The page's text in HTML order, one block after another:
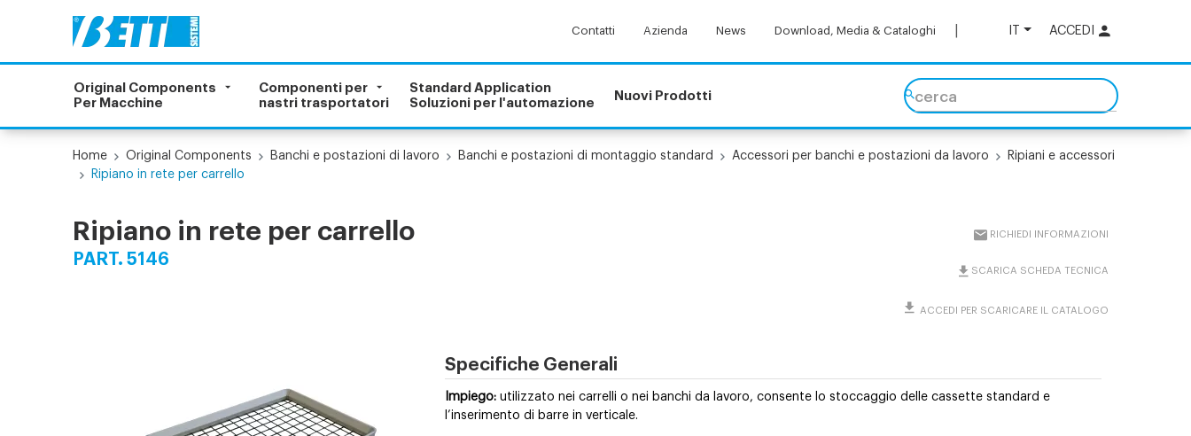
ACCEDI
Contatti Azienda News Download, Media & Cataloghi
Original Components
Per Macchine
Componenti per
nastri trasportatori
Standard Application
Soluzioni per l'automazione
Nuovi Prodotti cerca
Home Original Components Banchi e postazioni di lavoro Banchi e postazioni di montaggio standard Accessori per banchi e postazioni da lavoro
Ripiani e accessori
Ripiano in rete per carrello
Ripiano in rete per carrello
PART. 5146
RICHIEDI INFORMAZIONI
SCARICA SCHEDA TECNICA
ACCEDI PER SCARICARE IL CATALOGO
Specifiche Generali
Impiego: utilizzato nei carrelli o nei banchi da lavoro, consente lo stoccaggio delle cassette standard e
l’inserimento di barre in verticale.